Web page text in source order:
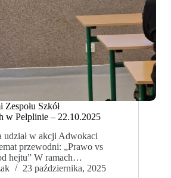
Szkół
w Pelplinie – 22.10.2025
udział w akcji Adwokaci
przewodni: „Prawo vs
hejtu” W ramach…
23 października, 2025